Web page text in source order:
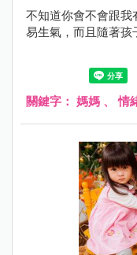
不知道你會不會跟我
易生氣，而且隨著孩
關鍵字： 媽媽 、情